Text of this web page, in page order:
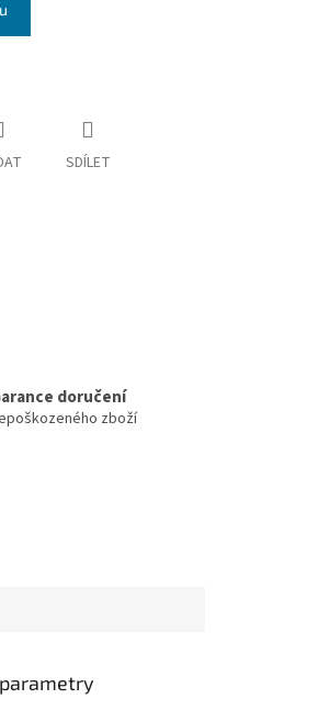
SDÍLET
doručení
zboží